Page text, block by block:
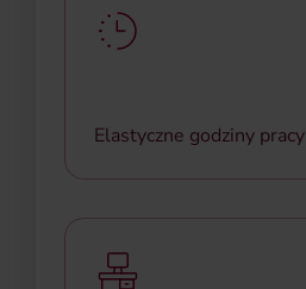
Elastyczne godziny pracy
dzień do swojego rytmu.